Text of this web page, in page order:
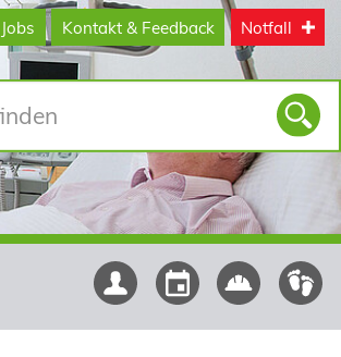
Jobs Kontakt & Feedback Notfall